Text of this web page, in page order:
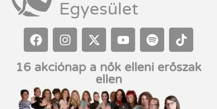
Egyesület
16 akciónap a nők elleni erőszak
ellen